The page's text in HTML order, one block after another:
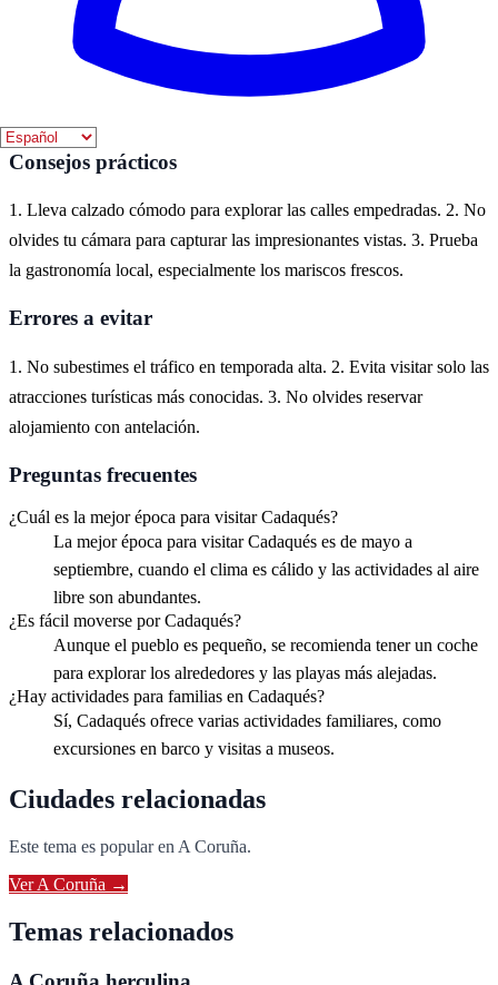
Cadaqués es un encantador pueblo costero en la Costa Brava,
conocido por sus casas blancas y su ambiente artístico. Es un lugar
ideal para disfrutar de la belleza del Mediterráneo y explorar la rica
Consejos prácticos
1. Lleva calzado cómodo para explorar las calles empedradas. 2. No
olvides tu cámara para capturar las impresionantes vistas. 3. Prueba
la gastronomía local, especialmente los mariscos frescos.
Errores a evitar
1. No subestimes el tráfico en temporada alta. 2. Evita visitar solo las
atracciones turísticas más conocidas. 3. No olvides reservar
alojamiento con antelación.
Preguntas frecuentes
¿Cuál es la mejor época para visitar Cadaqués?
La mejor época para visitar Cadaqués es de mayo a
septiembre, cuando el clima es cálido y las actividades al aire
libre son abundantes.
¿Es fácil moverse por Cadaqués?
Aunque el pueblo es pequeño, se recomienda tener un coche
para explorar los alrededores y las playas más alejadas.
¿Hay actividades para familias en Cadaqués?
Sí, Cadaqués ofrece varias actividades familiares, como
excursiones en barco y visitas a museos.
Ciudades relacionadas
Este tema es popular en A Coruña.
VerA Coruña →
Temas relacionados